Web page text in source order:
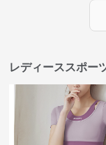
レディーススポー